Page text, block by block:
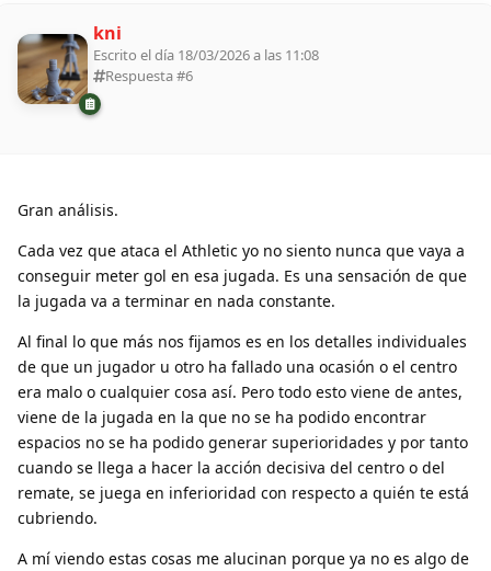
kni
Escrito el día 18/03/2026 a las 11:08
Respuesta #6
Gran análisis.
Cada vez que ataca el Athletic yo no siento nunca que vaya a
conseguir meter gol en esa jugada. Es una sensación de que
la jugada va a terminar en nada constante.
Al final lo que más nos fijamos es en los detalles individuales
de que un jugador u otro ha fallado una ocasión o el centro
era malo o cualquier cosa así. Pero todo esto viene de antes,
viene de la jugada en la que no se ha podido encontrar
espacios no se ha podido generar superioridades y por tanto
cuando se llega a hacer la acción decisiva del centro o del
remate, se juega en inferioridad con respecto a quién te está
cubriendo.
A mí viendo estas cosas me alucinan porque ya no es algo de